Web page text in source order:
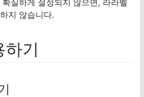
실하게 설정되지 않으면, 라라벨
지 않습니다.
기